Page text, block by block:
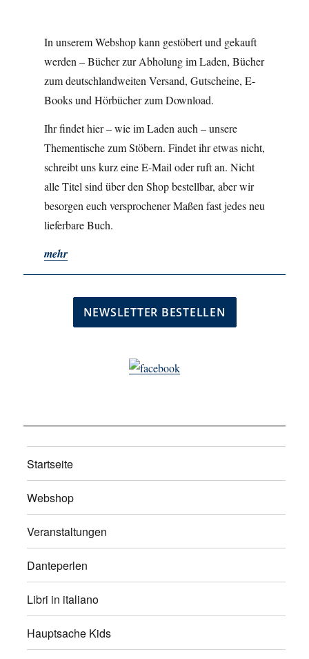
In unserem Webshop kann gestöbert und gekauft
werden – Bücher zur Abholung im Laden, Bücher
zum deutschlandweiten Versand, Gutscheine, E-
Books und Hörbücher zum Download.
Ihr findet hier – wie im Laden auch – unsere
Thementische zum Stöbern. Findet ihr etwas nicht,
schreibt uns kurz eine E-Mail oder ruft an. Nicht
alle Titel sind über den Shop bestellbar, aber wir
besorgen euch versprochener Maßen fast jedes neu
lieferbare Buch.
mehr
Startseite
Webshop
Veranstaltungen
Danteperlen
Libri in italiano
Hauptsache Kids